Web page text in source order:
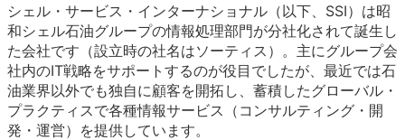
シェル・サービス・インターナショナル（以下、SSI）は昭
和シェル石油グループの情報処理部門が分社化されて誕生し
た会社です（設立時の社名はソーティス）。主にグループ会
社内のIT戦略をサポートするのが役目でしたが、最近では石
油業界以外でも独自に顧客を開拓し、蓄積したグローバル・
プラクティスで各種情報サービス（コンサルティング・開
発・運営）を提供しています。